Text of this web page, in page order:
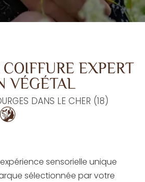
EXPERT
VÉGÉTAL
DANS LE CHER (18)
sensorielle unique
sélectionnée par votre